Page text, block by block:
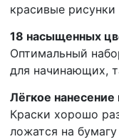
красивые
18 насыщенных
Оптимальный
для начинающих,
Лёгкое
Краски хорошо
ложатся на